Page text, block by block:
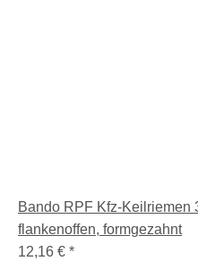
Bando RPF Kfz-Keilriemen
flankenoffen, formgezahnt
12,16 € *